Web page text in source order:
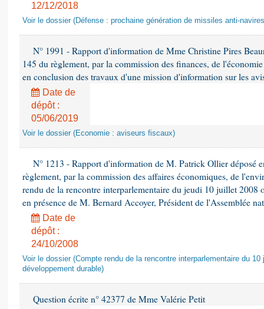
12/12/2018
Voir le dossier (Défense : prochaine génération de missiles anti-
N° 1991 - Rapport d'information de Mme Christine Pires
145 du règlement, par la commission des finances, de
en conclusion des travaux d'une mission d'information sur les
Date de
dépôt :
05/06/2019
Voir le dossier (Economie : aviseurs fiscaux)
N° 1213 - Rapport d'information de M. Patrick Ollier déposé
règlement, par la commission des affaires économiques, de
rendu de la rencontre interparlementaire du jeudi 10 juillet 2008
en présence de M. Bernard Accoyer, Président de l'Assemblée
Date de
dépôt :
24/10/2008
Voir le dossier (Compte rendu de la rencontre interparlementaire du
développement durable)
Question écrite n° 42377 de Mme Valérie Petit